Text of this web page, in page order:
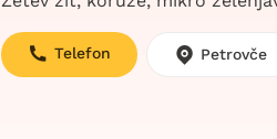
Telefon Petrovče